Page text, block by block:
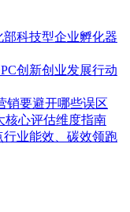
部科技型企业孵化器
创新创业发展行动
销要避开哪些误区
核心评估维度指南
行业能效、碳效领跑